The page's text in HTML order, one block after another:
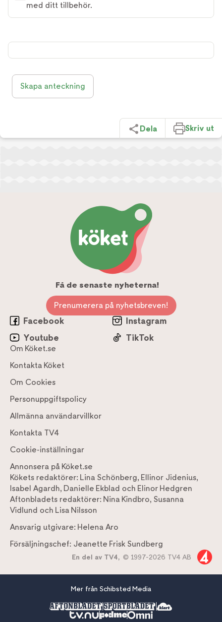
med ditt tillbehör.
Skapa anteckning
Dela Skriv ut
Få de senaste nyheterna!
Prenumerera på nyhetsbreven!
Facebook
Instagram
Youtube
TikTok
Om Köket.se
Kontakta Köket
Om Cookies
Personuppgiftspolicy
Allmänna användarvillkor
Kontakta TV4
Cookie-inställningar
Annonsera på Köket.se
Kökets redaktörer: Lina Schönberg, Ellinor Jidenius,
Isabel Agardh, Danielle Ekblad och Elinor Hedgren
Aftonbladets redaktörer: Nina Kindbro, Susanna
Vidlund och Lisa Nilsson
Ansvarig utgivare: Helena Aro
Försäljningschef: Jeanette Frisk Sundberg
En del av TV4, © 1997-2026 TV4 AB
Mer från Schibsted Media